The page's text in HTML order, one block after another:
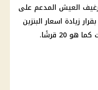
العيش المدعم على
زيادة اسعار البنزين
20 قرشًا.